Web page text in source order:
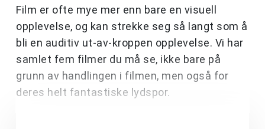
Film er ofte mye mer enn bare en visuell
opplevelse, og kan strekke seg så langt som å
bli en auditiv ut-av-kroppen opplevelse. Vi har
samlet fem filmer du må se, ikke bare på
grunn av handlingen i filmen, men også for
deres helt fantastiske lydspor.